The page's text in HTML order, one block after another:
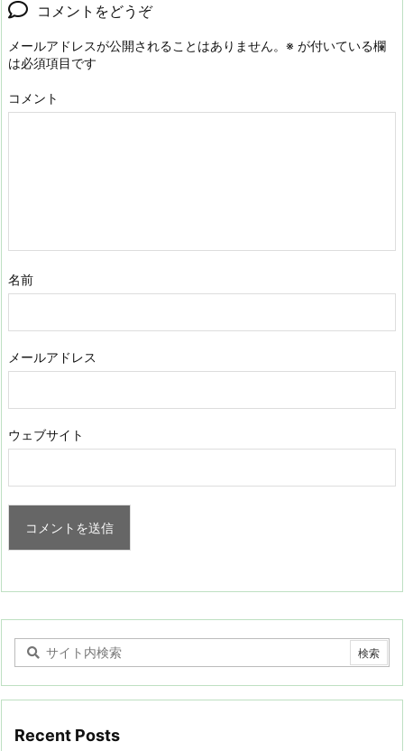
コメントをどうぞ
メールアドレスが公開されることはありません。 ※ が付いている欄
は必須項目です
コメント
名前
メールアドレス
ウェブサイト
Recent Posts